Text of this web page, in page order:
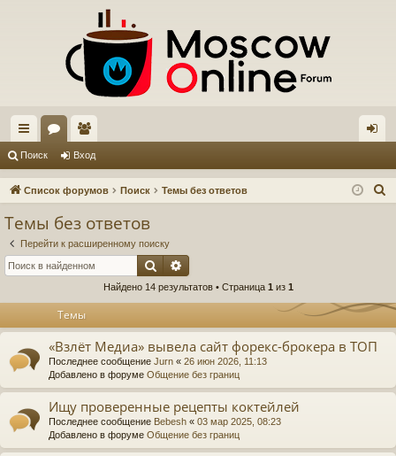
с
ы ум
ол
ьз
ел
д
Поиск Вход
Список форумов Поиск Темы без ответов
Темы без ответов
Перейти к расширенному поиску
Поиск
Найдено 14 результатов • Страница 1 из 1
Темы
«Взлёт Медиа» вывела сайт форекс-брокера в ТОП
Последнее сообщение Jurn « 26 июн 2026, 11:13
Добавлено в форуме Общение без границ
Ищу проверенные рецепты коктейлей
Последнее сообщение Bebesh « 03 мар 2025, 08:23
Добавлено в форуме Общение без границ